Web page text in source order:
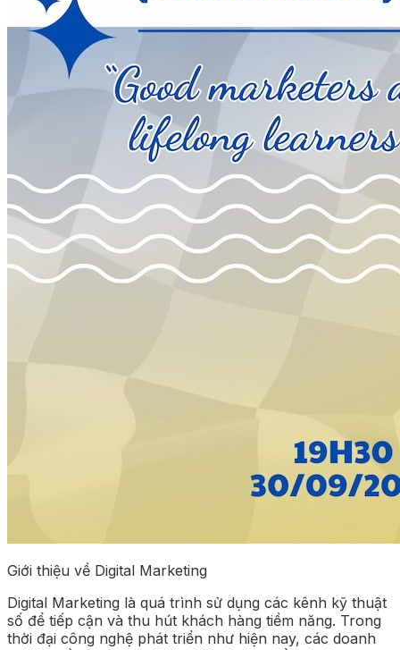
Giới thiệu về Digital Marketing
Digital Marketing là quá trình sử dụng các kênh kỹ thuật
số để tiếp cận và thu hút khách hàng tiềm năng. Trong
thời đại công nghệ phát triển như hiện nay, các doanh